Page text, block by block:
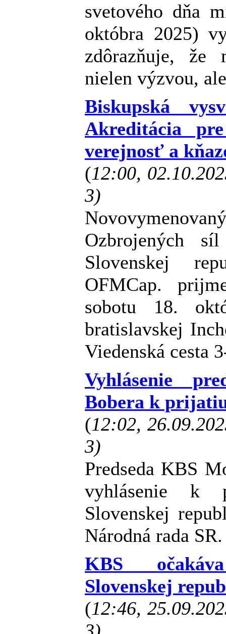
svetového dňa
októbra 2025)
zdôrazňuje,
nielen výzvou,
Biskupská
Akreditácia
verejnosť a
(12:00,
3)
Ozbrojených
Slovenskej
OFMCap.
sobotu 18.
bratislavskej
Viedenská cesta
Vyhlásenie
Bobera k
(12:02,
3)
Predseda KBS
vyhlásenie k
Slovenskej
Národná rada SR.
KBS
Slovenskej
(12:46,